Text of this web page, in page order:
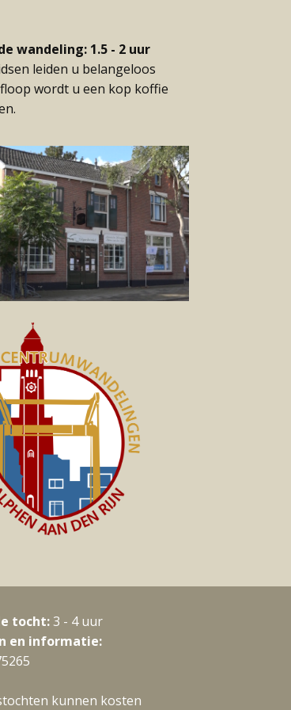
wandeling: 1.5 - 2 uur
leiden u belangeloos
wordt u een kop koffie
tocht:3 - 4 uur
en informatie:
kunnen kosten